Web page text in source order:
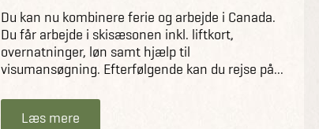
Du kan nu kombinere ferie og arbejde i Canada.
Du får arbejde i skisæsonen inkl. liftkort,
overnatninger, løn samt hjælp til
visumansøgning. Efterfølgende kan du rejse på...
Læs mere